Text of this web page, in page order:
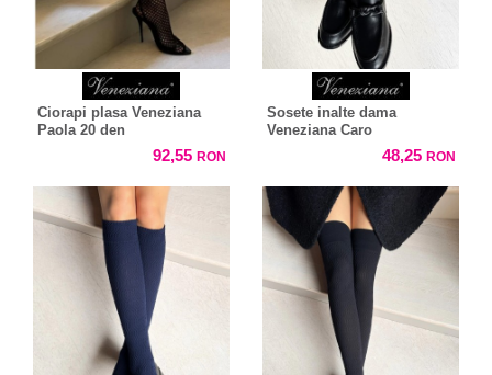
Ciorapi plasa Veneziana
Paola 20 den
92,55 RON
Sosete inalte dama
Veneziana Caro
48,25 RON